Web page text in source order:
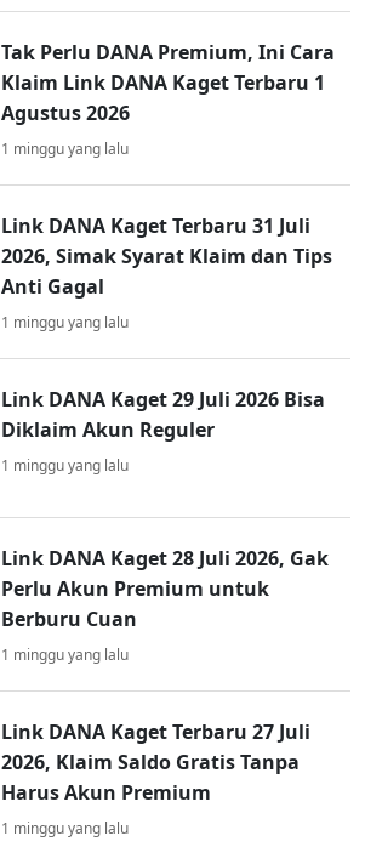
Tak Perlu DANA Premium, Ini Cara
Klaim Link DANA Kaget Terbaru 1
Agustus 2026
1 minggu yang lalu
Link DANA Kaget Terbaru 31 Juli
2026, Simak Syarat Klaim dan Tips
Anti Gagal
1 minggu yang lalu
Link DANA Kaget 29 Juli 2026 Bisa
Diklaim Akun Reguler
1 minggu yang lalu
Link DANA Kaget 28 Juli 2026, Gak
Perlu Akun Premium untuk
Berburu Cuan
1 minggu yang lalu
Link DANA Kaget Terbaru 27 Juli
2026, Klaim Saldo Gratis Tanpa
Harus Akun Premium
1 minggu yang lalu